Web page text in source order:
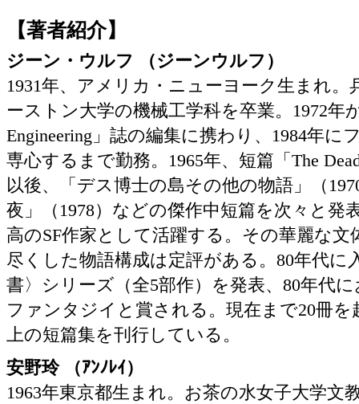
【著者紹介】
ジーン・ウルフ （ジーンウルフ）
1931年、アメリカ・ニューヨーク生まれ。
ーストン大学の機械工学科を卒業。1972年
Engineering」誌の編集に携わり、1984年に
専心するまで勤務。1965年、短篇「The
以後、「デス博士の島その他の物語」（
夜」（1978）などの傑作中短篇を次々と発
高のSF作家として活躍する。その華麗な文
尽くした物語構成は定評がある。80年代に
書〉シリーズ（全5部作）を発表、80年代
ファンタジイと賞される。現在まで20冊を
上の短篇集を刊行している。
安野玲 （ｱﾝﾉﾚｲ）
1963年東京都生まれ。お茶の水女子大学文